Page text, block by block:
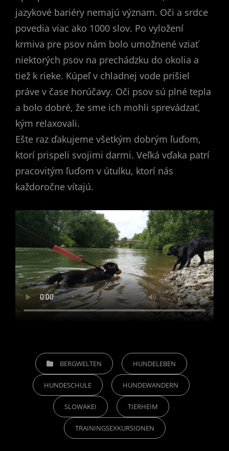
jazykové bariéry nemajú význam. Oči a srdce
povedia viac ako 1000 slov. Po vyložení
krmiva pre psov nám bolo umožnené vziať
niektorých psov na prechádzku do okolia a
tiež k rieke. Kúpeľ v chladnej vode prišiel
práve v čase horúčavy. Oči psov sú plné tepla
a bolo dobré, že sme ich mohli sprevádzať,
kým relaxovali.
Ešte raz ďakujeme všetkým dobrým ľuďom,
ktorí prispeli svojimi darmi. Veľká vďaka patrí
pracovitým ľuďom v útulku, ktorí nás
každoročne vítajú.
CATEGORIESBERGWELTEN HUNDELEBEN
HUNDESCHULE HUNDEWANDERN
SLOWAKEI TIERHEIM
TRAININGSEXKURSIONEN